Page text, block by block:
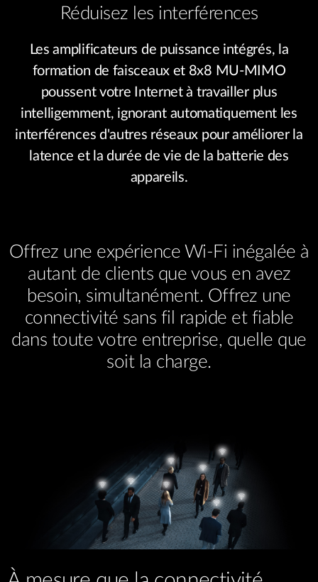
Réduisez les interférences
Les amplificateurs de puissance intégrés, la
formation de faisceaux et 8x8 MU-MIMO
poussent votre Internet à travailler plus
intelligemment, ignorant automatiquement les
interférences d'autres réseaux pour améliorer la
latence et la durée de vie de la batterie des
appareils.
Offrez une expérience Wi-Fi inégalée à
autant de clients que vous en avez
besoin, simultanément. Offrez une
connectivité sans fil rapide et fiable
dans toute votre entreprise, quelle que
soit la charge.